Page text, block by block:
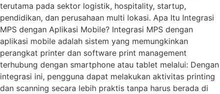
terutama pada sektor logistik, hospitality, startup,
pendidikan, dan perusahaan multi lokasi. Apa Itu Integrasi
MPS dengan Aplikasi Mobile? Integrasi MPS dengan
aplikasi mobile adalah sistem yang memungkinkan
perangkat printer dan software print management
terhubung dengan smartphone atau tablet melalui: Dengan
integrasi ini, pengguna dapat melakukan aktivitas printing
dan scanning secara lebih praktis tanpa harus berada di